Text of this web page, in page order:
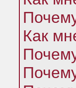
Как